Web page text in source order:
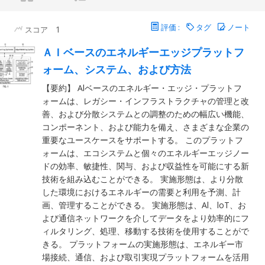
スコア 1 評価 : タグ ノート
ＡＩベースのエネルギーエッジプラットフ
ォーム、システム、および方法
【要約】 Alベースのエネルギー・エッジ・プラットフ
ォームは、レガシー・インフラストラクチャの管理と改
善、および分散システムとの調整のための幅広い機能、
コンポーネント、および能力を備え、さまざまな企業の
重要なユースケースをサポートする。 このプラットフ
ォームは、エコシステムと個々のエネルギーエッジノー
ドの効率、敏捷性、関与、および収益性を可能にする新
技術を組み込むことができる。 実施形態は、より分散
した環境におけるエネルギーの需要と利用を予測、計
画、管理することができる。 実施形態は、Al、loT、お
よび通信ネットワークを介してデータをより効率的にフ
ィルタリング、処理、移動する技術を使用することがで
きる。 プラットフォームの実施形態は、エネルギー市
場接続、通信、および取引実現プラットフォームを活用